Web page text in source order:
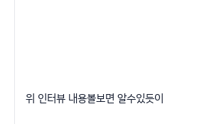
위 인터뷰 내용볼보면 알수있듯이